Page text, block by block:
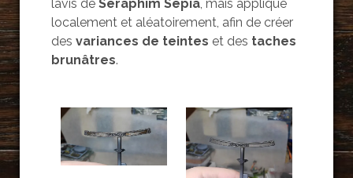
lavis de Seraphim Sepia, mais appliqué
localement et aléatoirement, afin de créer
des variances de teintes et des taches
brunâtres.